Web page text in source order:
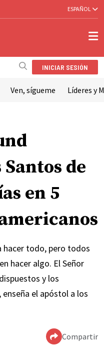
ESPAÑOL
INICIAR SESIÓN
Ven, sígueme Líderes y
de
en 5
hacer todo, pero todos
hacer algo. El Señor
y los
enseña el apóstol a los
Compartir